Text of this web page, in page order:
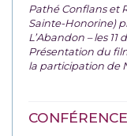
Pathé Conflans et
Sainte-Honorine)
L’Abandon – les
Présentation du
la participation de